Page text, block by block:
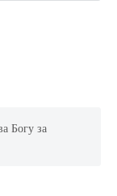
Богу за